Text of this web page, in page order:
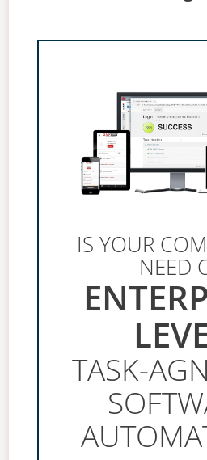
IS YOUR
NEED
TASK-